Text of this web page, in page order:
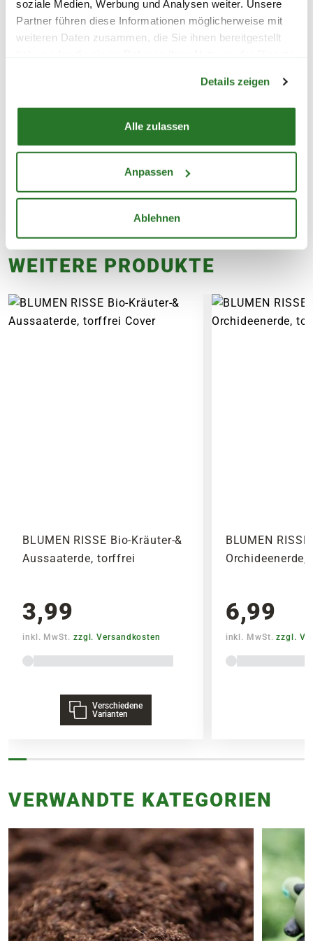
soziale Medien, Werbung und Analysen weiter. Unsere
Partner führen diese Informationen möglicherweise mit
weiteren Daten zusammen, die Sie ihnen bereitgestellt
Details zeigen
Alle zulassen
Anpassen
Ablehnen
FLORAGARD Anzuchterde
'Professional LightMix', 1x20
L
BLUMEN
Aussaaterde,
3,99
WEITERE PRODUKTE
BLUMEN RISSE Bio-Kräuter-&
Aussaaterde, torffrei
3,99
inkl. MwSt. zzgl. Versandkosten
Verschiedene
Varianten
BLUMEN
6,99
inkl. MwSt.zzgl.
VERWANDTE KATEGORIEN